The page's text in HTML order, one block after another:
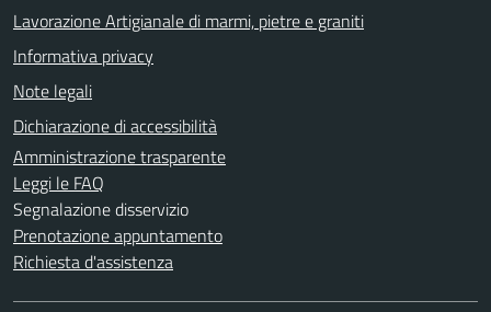
Lavorazione Artigianale di marmi, pietre e graniti
Informativa privacy
Note legali
Dichiarazione di accessibilità
Amministrazione trasparente
Leggi le FAQ
Segnalazione disservizio
Prenotazione appuntamento
Richiesta d'assistenza